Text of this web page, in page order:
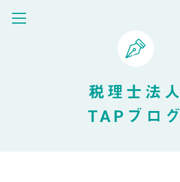
税理士法人
TAPブログ